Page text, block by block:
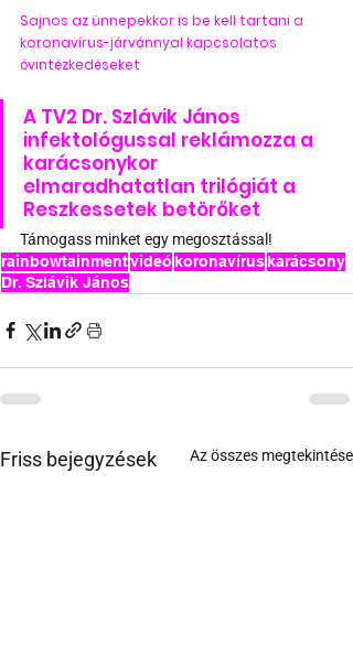
Sajnos az ünnepekkor is be kell tartani a
koronavírus-járvánnyal kapcsolatos
óvintézkedéseket
A TV2 Dr. Szlávik János
infektológussal reklámozza a
karácsonykor
elmaradhatatlan trilógiát a
Reszkessetek betörőket
Támogass minket egy megosztással!
rainbowtainmentvideó koronavíruskarácsony
Dr. Szlávik János
Friss bejegyzések Az összes megtekintése